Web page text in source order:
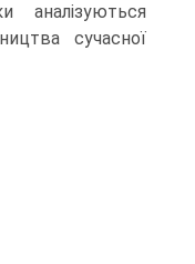
аналізуються
сучасної